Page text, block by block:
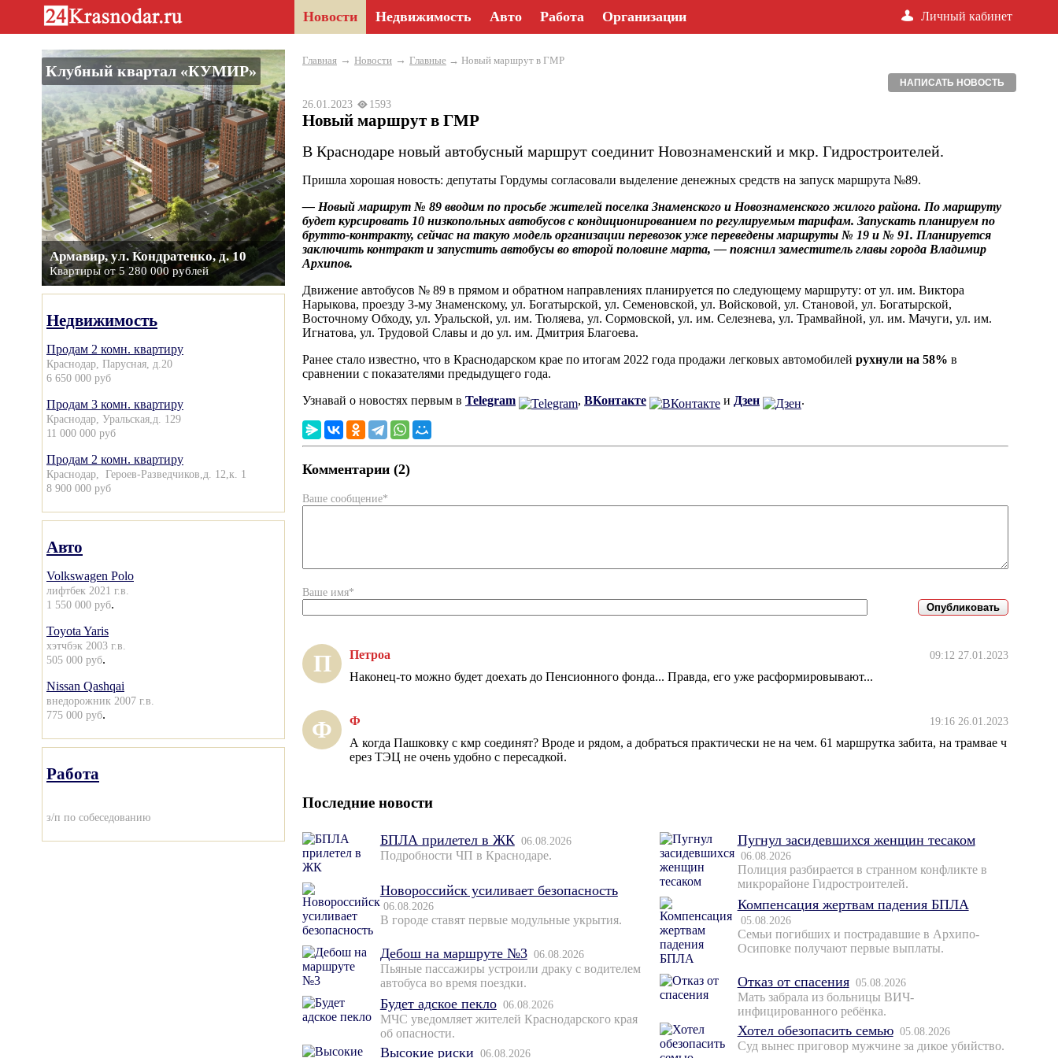
Новости Недвижимость Авто Работа Организации Личный кабинет
Клубный квартал «КУМИР»
Армавир, ул. Кондратенко, д. 10
Квартиры от 5 280 000 рублей
Недвижимость
Продам 2 комн. квартиру
Краснодар, Парусная, д.20
6 650 000 руб
Продам 3 комн. квартиру
Краснодар, Уральская,д. 129
11 000 000 руб
Продам 2 комн. квартиру
Краснодар, Героев-Разведчиков,д. 12,к. 1
8 900 000 руб
Авто
Volkswagen Polo
лифтбек 2021 г.в.
1 550 000 руб.
Toyota Yaris
хэтчбэк 2003 г.в.
505 000 руб.
Nissan Qashqai
внедорожник 2007 г.в.
775 000 руб.
Работа
з/п по собеседованию
Главная → Новости → Главные → Новый маршрут в ГМР
НАПИСАТЬ НОВОСТЬ
26.01.2023 1593
Новый маршрут в ГМР
В Краснодаре новый автобусный маршрут соединит Новознаменский и мкр. Гидростроителей.
Пришла хорошая новость: депутаты Гордумы согласовали выделение денежных средств на запуск маршрута №89.
— Новый маршрут № 89 вводим по просьбе жителей поселка Знаменского и Новознаменского жилого района. По маршруту
будет курсировать 10 низкопольных автобусов с кондиционированием по регулируемым тарифам. Запускать планируем по
брутто-контракту, сейчас на такую модель организации перевозок уже переведены маршруты № 19 и № 91. Планируется
заключить контракт и запустить автобусы во второй половине марта, — пояснил заместитель главы города Владимир
Архипов.
Движение автобусов № 89 в прямом и обратном направлениях планируется по следующему маршруту: от ул. им. Виктора
Нарыкова, проезду 3-му Знаменскому, ул. Богатырской, ул. Семеновской, ул. Войсковой, ул. Становой, ул. Богатырской,
Восточному Обходу, ул. Уральской, ул. им. Тюляева, ул. Сормовской, ул. им. Селезнева, ул. Трамвайной, ул. им. Мачуги, ул. им.
Игнатова, ул. Трудовой Славы и до ул. им. Дмитрия Благоева.
Ранее стало известно, что в Краснодарском крае по итогам 2022 года продажи легковых автомобилей рухнули на 58% в
сравнении с показателями предыдущего года.
Узнавай о новостях первым в Telegram , ВКонтакте и Дзен .
Комментарии (2)
Ваше сообщение*
Ваше имя*
П Петроа 09:12 27.01.2023
Наконец-то можно будет доехать до Пенсионного фонда... Правда, его уже расформировывают...
Ф Ф 19:16 26.01.2023
А когда Пашковку с кмр соединят? Вроде и рядом, а добраться практически не на чем. 61 маршрутка забита, на трамвае ч
ерез ТЭЦ не очень удобно с пересадкой.
Последние новости
БПЛА прилетел в ЖК 06.08.2026
Подробности ЧП в Краснодаре.
Новороссийск усиливает безопасность
06.08.2026
В городе ставят первые модульные укрытия.
Дебош на маршруте №3 06.08.2026
Пьяные пассажиры устроили драку с водителем
автобуса во время поездки.
Будет адское пекло 06.08.2026
МЧС уведомляет жителей Краснодарского края
об опасности.
Высокие риски 06.08.2026
Пугнул засидевшихся женщин тесаком
06.08.2026
Полиция разбирается в странном конфликте в
микрорайоне Гидростроителей.
Компенсация жертвам падения БПЛА
05.08.2026
Семьи погибших и пострадавшие в Архипо-
Осиповке получают первые выплаты.
Отказ от спасения 05.08.2026
Мать забрала из больницы ВИЧ-
инфицированного ребёнка.
Хотел обезопасить семью 05.08.2026
Суд вынес приговор мужчине за дикое убийство.